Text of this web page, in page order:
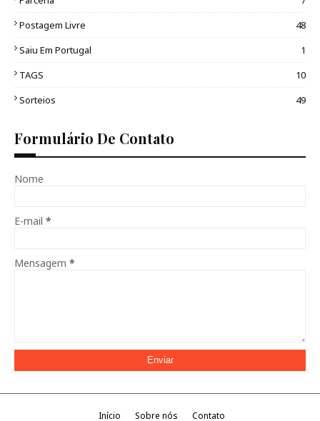
Postagem Livre
48
Saiu Em Portugal
1
TAGS
10
Sorteios
49
Formulário De Contato
Nome
E-mail *
Mensagem *
Início Sobre nós Contato